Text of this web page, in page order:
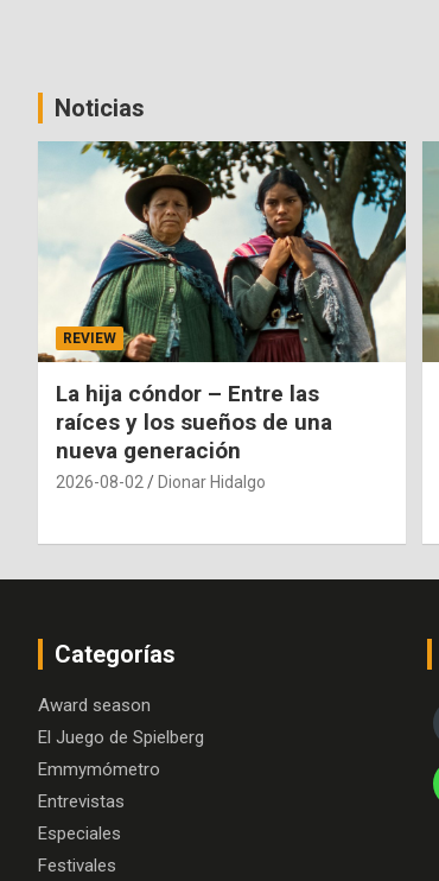
Noticias
REVIEW
La hija cóndor – Entre las
raíces y los sueños de una
nueva generación
2026-08-02 Dionar Hidalgo
Categorías
Award season
El Juego de Spielberg
Emmymómetro
Entrevistas
Especiales
Festivales